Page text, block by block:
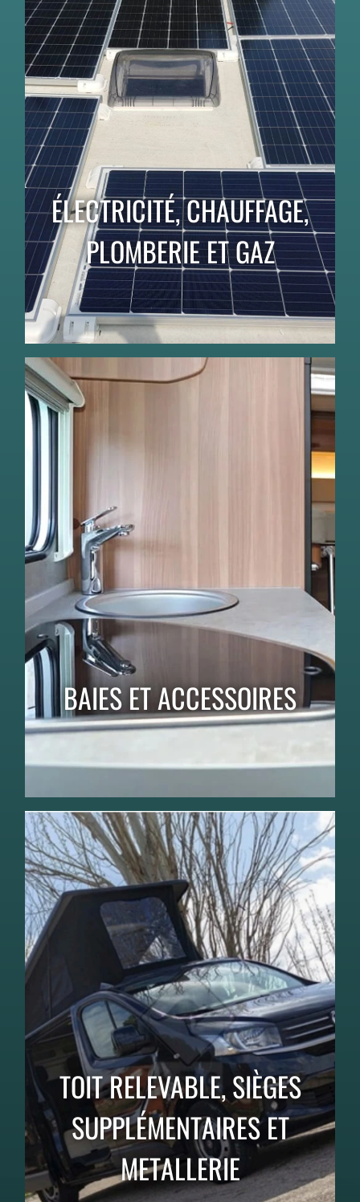
ÉLECTRICITÉ, CHAUFFAGE,
PLOMBERIE ET GAZ
BAIES ET ACCESSOIRES
TOIT RELEVABLE, SIÈGES
SUPPLÉMENTAIRES ET
METALLERIE